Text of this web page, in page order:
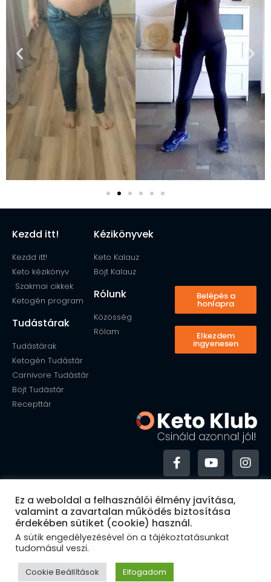
Kezdd itt!
Kezdd itt!
Keto kézikönyv
Szakmai cikkek
Ketogén program
Tudástárak
Tudástárak
Ketogén Tudástár
Carnivore Tudástár
Böjt Tudástár
Recepttár
Kézikönyvek
Keto Kalauz
Böjt Kalauz
Rólunk
Közösség
Rólam
Belépés a
honlapra
Elkezdem
ingyenesen
Adatvédelmi irányelvek
Felelősségi nyilatkozat
Ez a weboldal a felhasználói élmény javítása,
valamint a zavartalan működés biztosítása
érdekében sütiket (cookie) használ.
A sütik engedélyezésével ön a tájékoztatásunkat
tudomásul veszi.
Cookie Beállítások Elfogadom